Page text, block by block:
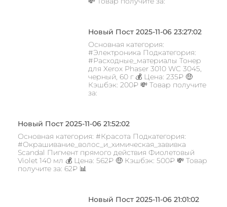
Новый Пост 2025-11-06 23:27:02
Основная категория:
#Электроника Подкатегория:
#Расходные_материалы Тонер
для Xerox Phaser 3010 WC 3045,
черный, 60 г 💰 Цена: 235₽ 🤑
Кэшбэк: 200₽ 💸 Товар получите
за:
Новый Пост 2025-11-06 21:52:02
Основная категория: #Красота Подкатегория:
#Окрашивание_волос_и_химическая_завивка
Scandal Пигмент прямого действия Фиолетовый
Violet 140 мл 💰 Цена: 562₽ 🤑 Кэшбэк: 500₽ 💸 Товар
получите за: 62₽ 📊
Новый Пост 2025-11-06 21:01:02